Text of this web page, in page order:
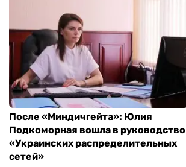
После «Миндичгейта»: Юлия
Подкоморная вошла в руководство
«Украинских распределительных
сетей»